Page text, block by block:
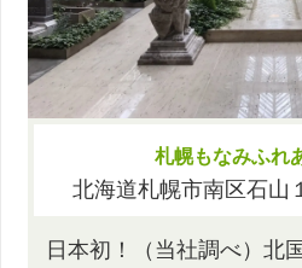
札幌もなみふれ
北海道札幌市南区石山
日本初！（当社調べ）北